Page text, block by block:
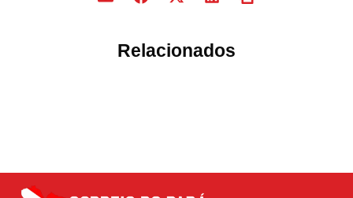
Relacionados